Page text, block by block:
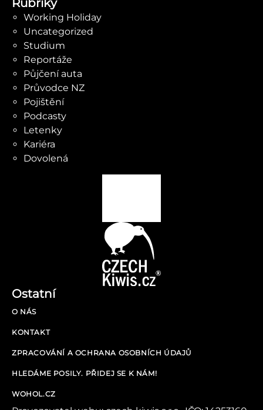
Working Holiday
Uncategorized
Studium
Reportáže
Půjčení auta
Průvodce NZ
Pojištění
Podcasty
Letenky
Kariéra
Dovolená
Ostatní
O NÁS
KONTAKT
ZPRACOVÁNÍ A OCHRANA OSOBNÍCH ÚDAJŮ
HLEDÁME POSILY. PŘIDEJ SE K NÁM!
WOHOL.CZ